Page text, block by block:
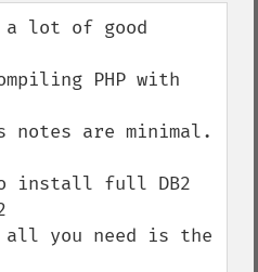
a lot of good
PHP with
notes are minimal.
install full DB2
all you need is the